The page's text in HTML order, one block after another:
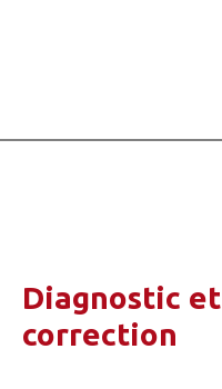
Diagnostic et
correction